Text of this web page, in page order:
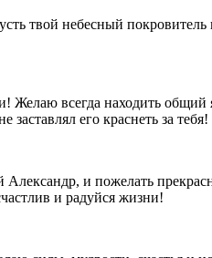
твой небесный
Желаю всегда находить общий
его краснеть за тебя!
Александр, и пожелать
и радуйся жизни!